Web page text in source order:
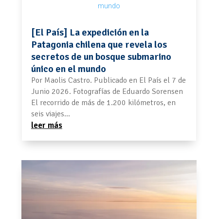
[El País] La expedición en la
Patagonia chilena que revela los
secretos de un bosque submarino
único en el mundo
Por Maolis Castro. Publicado en El País el 7 de
Junio 2026. Fotografías de Eduardo Sorensen
El recorrido de más de 1.200 kilómetros, en
seis viajes...
leer más